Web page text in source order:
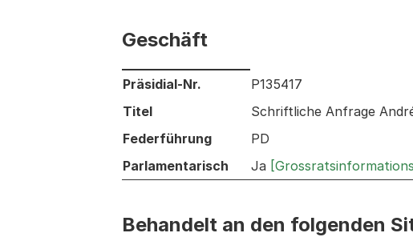
Geschäft
Informationen zum Ausgewählten Geschäft
Präsidial-Nr.
P135417
Titel
Schriftliche Anfrage
Federführung
PD
Parlamentarisch
Ja
Behandelt an den folgenden